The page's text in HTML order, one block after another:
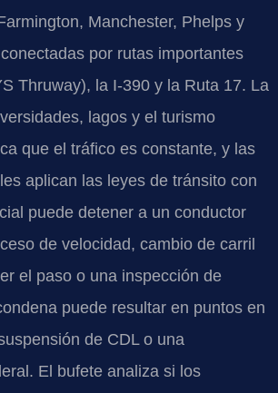
Manchester, Phelps y
por rutas importantes
Thruway), la I-390 y la Ruta 17. La
lagos y el turismo
que el tráfico es constante, y las
aplican las leyes de tránsito con
puede detener a un conductor
de velocidad, cambio de carril
el paso o una inspección de
puede resultar en puntos en
de CDL o una
El bufete analiza si los